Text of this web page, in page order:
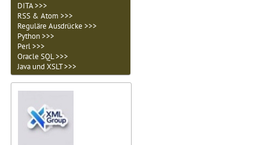
DITA >>>
RSS & Atom >>>
Reguläre Ausdrücke >>>
Python >>>
Perl >>>
Oracle SQL >>>
Java und XSLT >>>